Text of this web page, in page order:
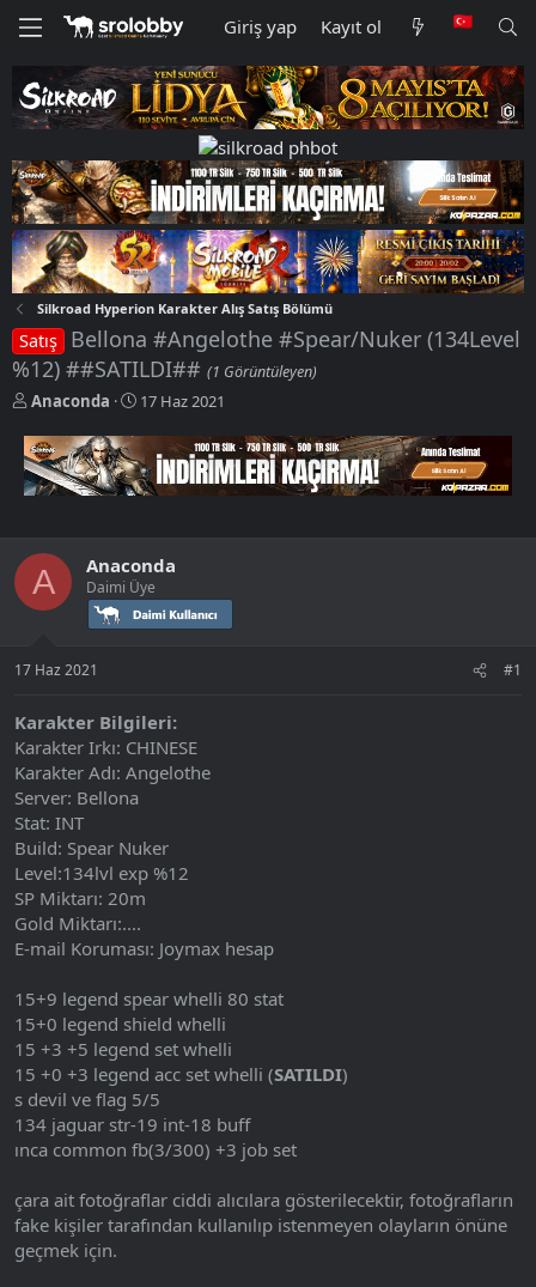
Giriş yap Kayıt ol
Silkroad Hyperion Karakter Alış Satış Bölümü
Satış
Bellona #Angelothe #Spear/Nuker (134Level
%12) ##SATILDI## (1 Görüntüleyen)
K
n
u
y
a
l
a
n
Anaconda
B
ş
l
a
ç
t
a
17 Haz 2021
A Anaconda
Daimi Üye
17 Haz 2021 #1
Karakter Bilgileri:
Karakter Irkı: CHINESE
Karakter Adı: Angelothe
Server: Bellona
Stat: INT
Build: Spear Nuker
Level:134lvl exp %12
SP Miktarı: 20m
Gold Miktarı:....
E-mail Koruması: Joymax hesap
15+9 legend spear whelli 80 stat
15+0 legend shield whelli
15 +3 +5 legend set whelli
15 +0 +3 legend acc set whelli (SATILDI)
s devil ve flag 5/5
134 jaguar str-19 int-18 buff
ınca common fb(3/300) +3 job set
çara ait fotoğraflar ciddi alıcılara gösterilecektir, fotoğrafların
fake kişiler tarafından kullanılıp istenmeyen olayların önüne
geçmek için.